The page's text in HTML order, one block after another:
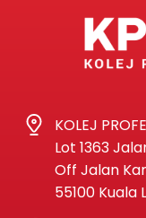
KOLEJ
Lot 1363
Off Jalan
55100 Kuala